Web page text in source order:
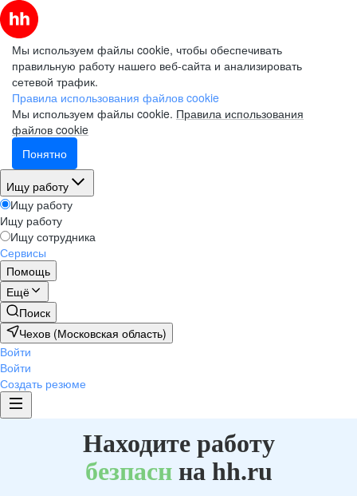
Мы используем файлы cookie, чтобы обеспечивать
правильную работу нашего веб-сайта и анализировать
сетевой трафик.
Правила использования файлов cookie
Мы используем файлы cookie. Правила использования
файлов cookie
Понятно
Ищу работу
Ищу работу
Ищу работу
Ищу сотрудника
Сервисы
Помощь
Ещё
Поиск
Чехов (Московская область)
Войти
Войти
Создать резюме
Находите работу
безпаснна hh.ru